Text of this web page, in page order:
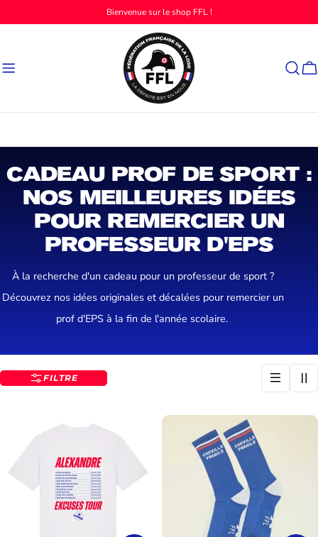
Bienvenue sur le shop FFL !
C
C
O
N
CADEAU PROF DE SPORT :
NOS MEILLEURES IDÉES
POUR REMERCIER UN
PROFESSEUR D'EPS
À la recherche d'un cadeau pour un professeur de sport ?
Découvrez nos idées originales et décalées pour remercier un
prof d'EPS à la fin de l'année scolaire.
FILTRE